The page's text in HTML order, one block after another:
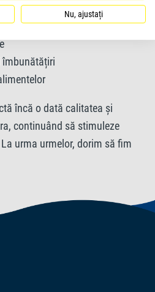
îmbunătățiri
încă o dată calitatea și
continuând să stimuleze
urma urmelor, dorim să fim
Nu, ajustați